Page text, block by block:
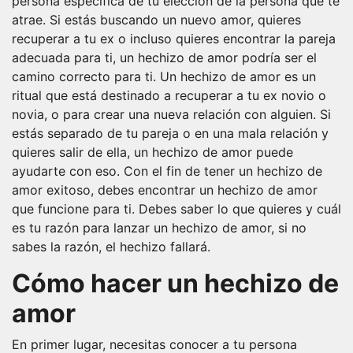
atrae. Si estás buscando un nuevo amor, quieres
recuperar a tu ex o incluso quieres encontrar la pareja
adecuada para ti, un hechizo de amor podría ser el
camino correcto para ti. Un hechizo de amor es un
ritual que está destinado a recuperar a tu ex novio o
novia, o para crear una nueva relación con alguien. Si
estás separado de tu pareja o en una mala relación y
quieres salir de ella, un hechizo de amor puede
ayudarte con eso. Con el fin de tener un hechizo de
amor exitoso, debes encontrar un hechizo de amor
que funcione para ti. Debes saber lo que quieres y cuál
es tu razón para lanzar un hechizo de amor, si no
sabes la razón, el hechizo fallará.
Cómo hacer un hechizo de
amor
En primer lugar, necesitas conocer a tu persona